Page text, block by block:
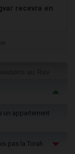
recevra en
un appartement
pas la Torah